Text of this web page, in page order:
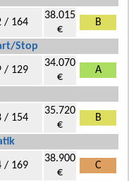
/ 164
38.015
€
B
Stop
/ 129
34.070
€
A
/ 154
35.720
€
B
/ 169
38.900
€
C